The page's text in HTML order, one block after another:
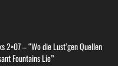
2×07 – “Wo die Lust’gen Quellen
Fountains Lie”